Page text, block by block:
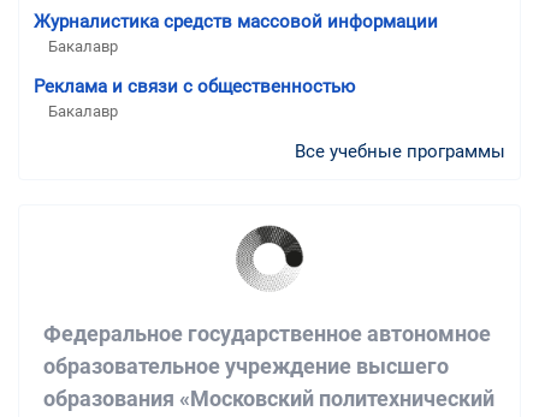
Журналистика средств массовой информации
Бакалавр
Реклама и связи с общественностью
Бакалавр
Все учебные программы
Федеральное государственное автономное
образовательное учреждение высшего
образования «Московский политехнический